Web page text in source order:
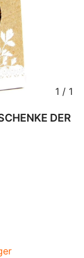
1 / 1
DER